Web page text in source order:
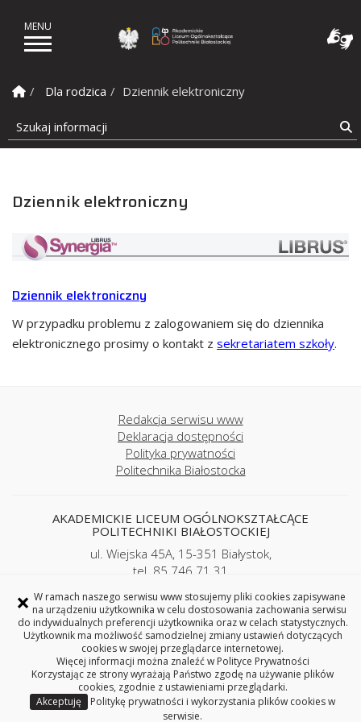
× W ramach naszego serwisu www stosujemy pliki cookies zapisywane
na urządzeniu użytkownika w celu dostosowania zachowania serwisu
do indywidualnych preferencji użytkownika oraz w celach statystycznych.
Użytkownik ma możliwość samodzielnej zmiany ustawień dotyczących
cookies w swojej przeglądarce internetowej.
Więcej informacji można znaleźć w Polityce Prywatności
Korzystając ze strony wyrażają Państwo zgodę na używanie plików
cookies, zgodnie z ustawieniami przeglądarki.
Akceptuję
Politykę prywatności i wykorzystania plików cookies w
serwisie.
Strona Główna
Dla rodzica
Dziennik elektroniczny
Szukaj informacji
Dziennik elektroniczny
Dziennik elektroniczny
W przypadku problemu z zalogowaniem się do dziennika
elektronicznego prosimy o kontakt z sekretariatem szkoły.
Redakcja serwisu www
Deklaracja dostępności
Polityka prywatności
Politechnika Białostocka
AKADEMICKIE LICEUM OGÓLNOKSZTAŁCĄCE
POLITECHNIKI BIAŁOSTOCKIEJ
ul. Wiejska 45A, 15-351 Białystok,
tel. 85 746 71 31
REGON: 362402100, NIP: 542-020-87-21
Copyright © 2026 Politechnika Białostocka